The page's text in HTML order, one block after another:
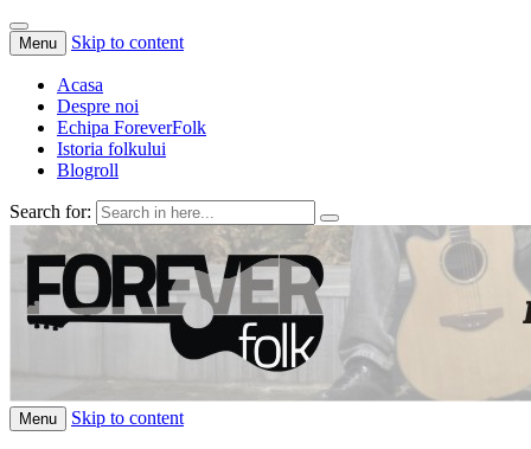
Menu Skip to content
Acasa
Despre noi
Echipa ForeverFolk
Istoria folkului
Blogroll
Search for:
ForeverFolk
Muzica sufletului tau
Menu Skip to content